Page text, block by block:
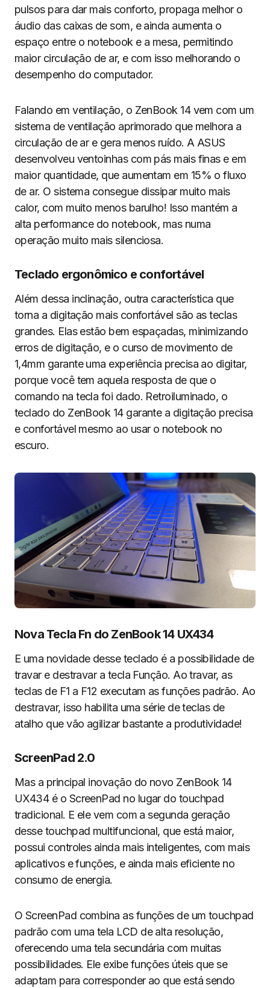
pulsos para dar mais conforto, propaga melhor o
áudio das caixas de som, e ainda aumenta o
espaço entre o notebook e a mesa, permitindo
maior circulação de ar, e com isso melhorando o
desempenho do computador.
Falando em ventilação, o ZenBook 14 vem com um
sistema de ventilação aprimorado que melhora a
circulação de ar e gera menos ruído. A ASUS
desenvolveu ventoinhas com pás mais finas e em
maior quantidade, que aumentam em 15% o fluxo
de ar. O sistema consegue dissipar muito mais
calor, com muito menos barulho! Isso mantém a
alta performance do notebook, mas numa
operação muito mais silenciosa.
Teclado ergonômico e confortável
Além dessa inclinação, outra característica que
torna a digitação mais confortável são as teclas
grandes. Elas estão bem espaçadas, minimizando
erros de digitação, e o curso de movimento de
1,4mm garante uma experiência precisa ao digitar,
porque você tem aquela resposta de que o
comando na tecla foi dado. Retroiluminado, o
teclado do ZenBook 14 garante a digitação precisa
e confortável mesmo ao usar o notebook no
escuro.
Nova Tecla Fn do ZenBook 14 UX434
E uma novidade desse teclado é a possibilidade de
travar e destravar a tecla Função. Ao travar, as
teclas de F1 a F12 executam as funções padrão. Ao
destravar, isso habilita uma série de teclas de
atalho que vão agilizar bastante a produtividade!
ScreenPad 2.0
Mas a principal inovação do novo ZenBook 14
UX434 é o ScreenPad no lugar do touchpad
tradicional. E ele vem com a segunda geração
desse touchpad multifuncional, que está maior,
possui controles ainda mais inteligentes, com mais
aplicativos e funções, e ainda mais eficiente no
consumo de energia.
O ScreenPad combina as funções de um touchpad
padrão com uma tela LCD de alta resolução,
oferecendo uma tela secundária com muitas
possibilidades. Ele exibe funções úteis que se
adaptam para corresponder ao que está sendo